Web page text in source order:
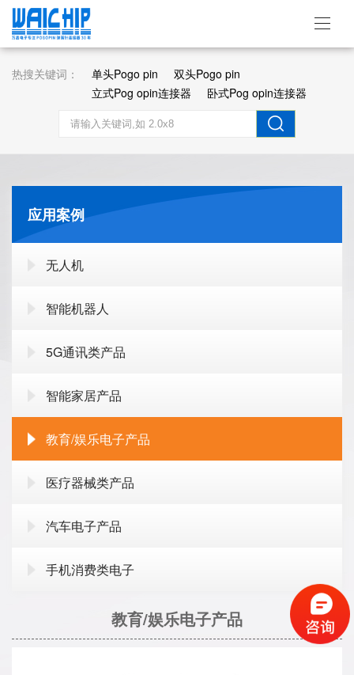
热搜关键词： 单头Pogo pin
双头Pogo pin
立式Pog opin连接器
卧式Pog opin连接器
应用案例
无人机
智能机器人
5G通讯类产品
智能家居产品
教育/娱乐电子产品
医疗器械类产品
汽车电子产品
手机消费类电子
教育/娱乐电子产品